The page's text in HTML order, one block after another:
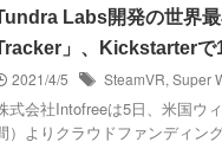
Labs開発の世界
」、Kickstarterで
2021/4/5
SteamVR, Super
式会社Intofreeは5日、米国ウ
）よりクラウドファンディン